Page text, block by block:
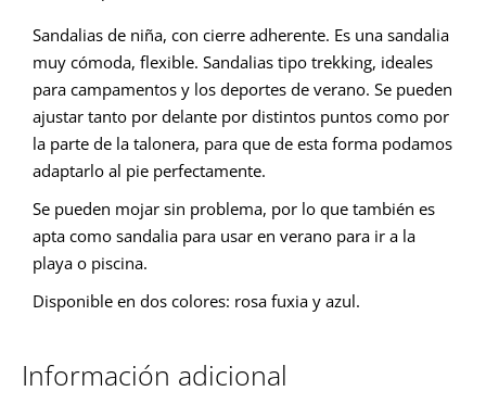
Sandalias de niña, con cierre adherente. Es una sandalia
muy cómoda, flexible. Sandalias tipo trekking, ideales
para campamentos y los deportes de verano. Se pueden
ajustar tanto por delante por distintos puntos como por
la parte de la talonera, para que de esta forma podamos
adaptarlo al pie perfectamente.
Se pueden mojar sin problema, por lo que también es
apta como sandalia para usar en verano para ir a la
playa o piscina.
Disponible en dos colores: rosa fuxia y azul.
Información adicional